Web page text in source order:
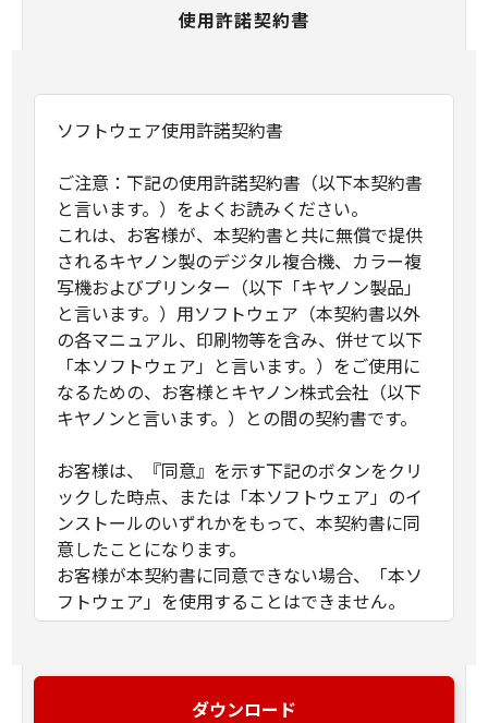
使用許諾契約書
ソフトウェア使用許諾契約書
ご注意：下記の使用許諾契約書（以下本契約書
と言います。）をよくお読みください。
これは、お客様が、本契約書と共に無償で提供
されるキヤノン製のデジタル複合機、カラー複
写機およびプリンター（以下「キヤノン製品」
と言います。）用ソフトウェア（本契約書以外
の各マニュアル、印刷物等を含み、併せて以下
「本ソフトウェア」と言います。）をご使用に
なるための、お客様とキヤノン株式会社（以下
キヤノンと言います。）との間の契約書です。
お客様は、『同意』を示す下記のボタンをクリ
ックした時点、または「本ソフトウェア」のイ
ンストールのいずれかをもって、本契約書に同
意したことになります。
お客様が本契約書に同意できない場合、「本ソ
フトウェア」を使用することはできません。
(1) キヤノンは、お客様が「キヤノン製品」を利
用する目的のために、「キヤノン製品」に直接
ダウンロード